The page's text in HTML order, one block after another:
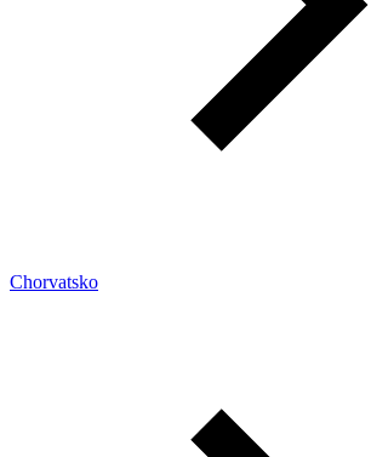
Chorvatsko